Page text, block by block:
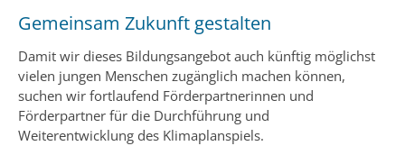
Gemeinsam Zukunft gestalten
Damit wir dieses Bildungsangebot auch künftig möglichst
vielen jungen Menschen zugänglich machen können,
suchen wir fortlaufend Förderpartnerinnen und
Förderpartner für die Durchführung und
Weiterentwicklung des Klimaplanspiels.